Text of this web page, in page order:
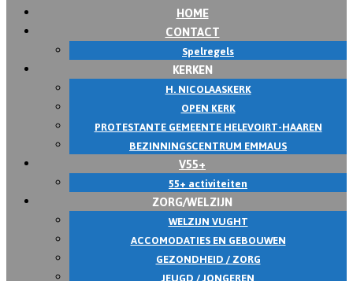
HOME
CONTACT
Spelregels
KERKEN
H. NICOLAASKERK
OPEN KERK
PROTESTANTE GEMEENTE HELEVOIRT-HAAREN
BEZINNINGSCENTRUM EMMAUS
V55+
55+ activiteiten
ZORG/WELZIJN
WELZIJN VUGHT
ACCOMODATIES EN GEBOUWEN
GEZONDHEID / ZORG